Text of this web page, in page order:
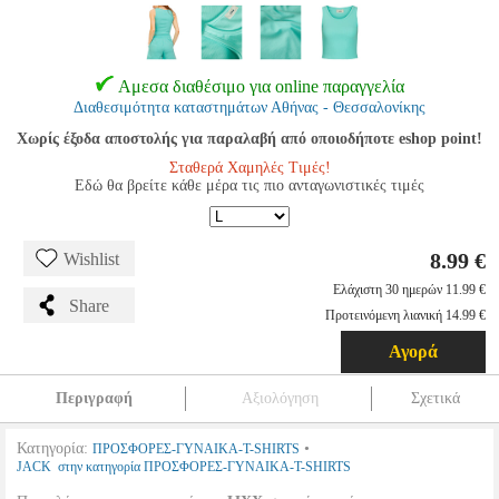
Αμεσα διαθέσιμο για online παραγγελία
Διαθεσιμότητα καταστημάτων Αθήνας - Θεσσαλονίκης
Χωρίς έξοδα αποστολής για παραλαβή από οποιοδήποτε eshop point!
Σταθερά Χαμηλές Τιμές!
Εδώ θα βρείτε κάθε μέρα τις πιο ανταγωνιστικές τιμές
Wishlist
Share
8.99 €
Ελάχιστη 30 ημερών 11.99 €
Προτεινόμενη λιανική 14.99 €
Αγορά
Περιγραφή Αξιολόγηση Σχετικά
Κατηγορία: ΠΡΟΣΦΟΡΕΣ-ΓΥΝΑΙΚΑ-T-SHIRTS •
JACK στην κατηγορία ΠΡΟΣΦΟΡΕΣ-ΓΥΝΑΙΚΑ-T-SHIRTS